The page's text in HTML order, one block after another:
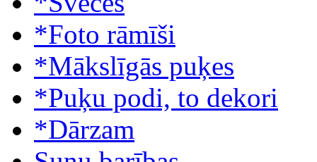
*Foto rāmīši
*Mākslīgās puķes
*Puķu podi, to dekori
*Dārzam